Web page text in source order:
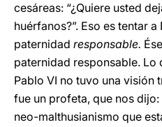
cesáreas: “¿Quiere usted
huérfanos?”. Eso es tentar
paternidad responsable.
paternidad responsable. Lo
Pablo VI no tuvo una visión
fue un profeta, que nos
neo-malthusianismo que